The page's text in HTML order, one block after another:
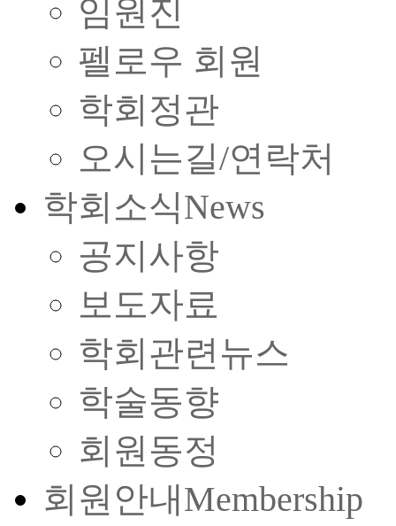
임원진
펠로우 회원
학회정관
오시는길/연락처
학회소식News
공지사항
보도자료
학회관련뉴스
학술동향
회원동정
회원안내Membership